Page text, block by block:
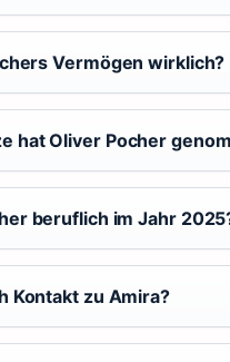
Vermögen wirklich?
hat Oliver Pocher
beruflich im Jahr
Kontakt zu Amira?